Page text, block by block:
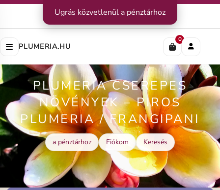
Kapcsolat|Szállítás|Fizetési módok
PLUMERIA.HU
0
PLUMERIA CSEREPES
NÖVÉNYEK – PIROS
PLUMERIA / FRANGIPANI
a pénztárhoz Fiókom Keresés
Ugrás közvetlenül a pénztárhoz